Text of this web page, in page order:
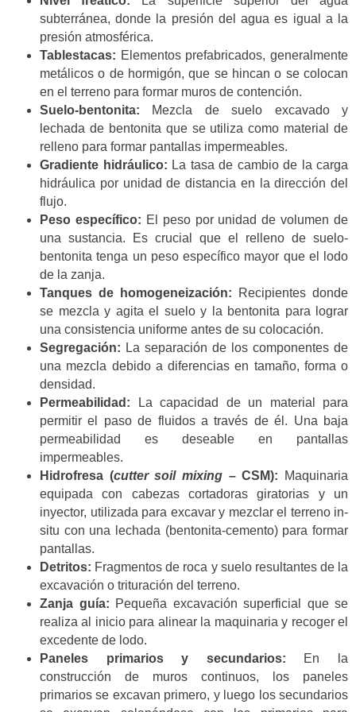
subterránea, donde la presión del agua es igual a la
presión atmosférica.
Tablestacas: Elementos prefabricados, generalmente
metálicos o de hormigón, que se hincan o se colocan
en el terreno para formar muros de contención.
Suelo-bentonita: Mezcla de suelo excavado y
lechada de bentonita que se utiliza como material de
relleno para formar pantallas impermeables.
Gradiente hidráulico: La tasa de cambio de la carga
hidráulica por unidad de distancia en la dirección del
flujo.
Peso específico: El peso por unidad de volumen de
una sustancia. Es crucial que el relleno de suelo-
bentonita tenga un peso específico mayor que el lodo
de la zanja.
Tanques de homogeneización: Recipientes donde
se mezcla y agita el suelo y la bentonita para lograr
una consistencia uniforme antes de su colocación.
Segregación: La separación de los componentes de
una mezcla debido a diferencias en tamaño, forma o
densidad.
Permeabilidad: La capacidad de un material para
permitir el paso de fluidos a través de él. Una baja
permeabilidad es deseable en pantallas
impermeables.
Hidrofresa (cutter soil mixing – CSM): Maquinaria
equipada con cabezas cortadoras giratorias y un
inyector, utilizada para excavar y mezclar el terreno in-
situ con una lechada (bentonita-cemento) para formar
pantallas.
Detritos: Fragmentos de roca y suelo resultantes de la
excavación o trituración del terreno.
Zanja guía: Pequeña excavación superficial que se
realiza al inicio para alinear la maquinaria y recoger el
excedente de lodo.
Paneles primarios y secundarios: En la
construcción de muros continuos, los paneles
primarios se excavan primero, y luego los secundarios